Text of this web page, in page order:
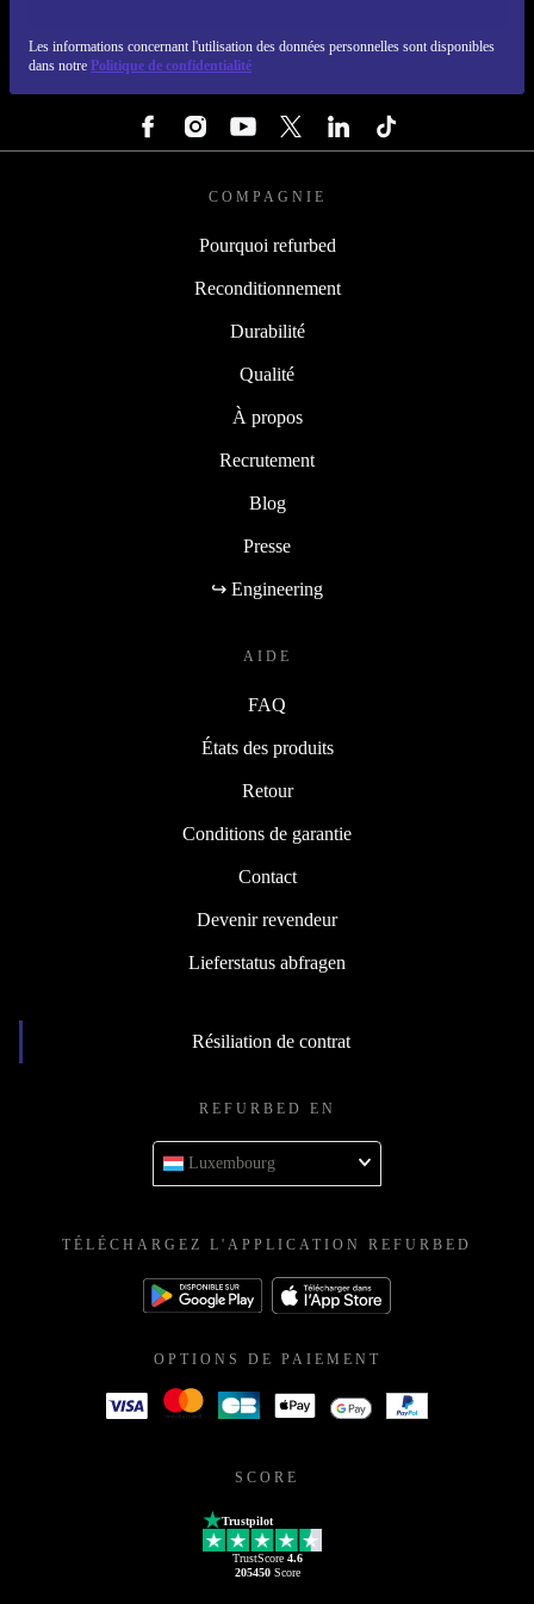
Les informations concernant l'utilisation des données personnelles sont disponibles
dans notre Politique de confidentialité
COMPAGNIE
Pourquoi refurbed
Reconditionnement
Durabilité
Qualité
À propos
Recrutement
Blog
Presse
↪ Engineering
AIDE
FAQ
États des produits
Retour
Conditions de garantie
Contact
Devenir revendeur
Lieferstatus abfragen
Résiliation de contrat
REFURBED EN
Luxembourg
TÉLÉCHARGEZ L'APPLICATION REFURBED
OPTIONS DE PAIEMENT
SCORE
Trustpilot
TrustScore 4.6
205450Score